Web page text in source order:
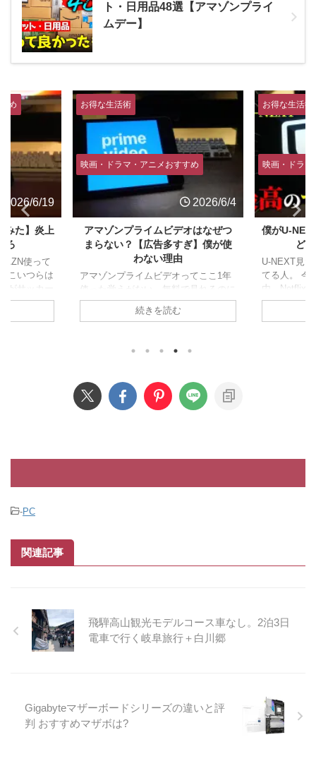
ト・日用品48選【アマゾンプライ
ムデー】
め
2026/6/19
みた】炎上
ろ
使って
こいつらは
がサッカー
レビない層
お得な生活術
映画・ドラマ・アニメおすすめ
2026/6/4
アマゾンプライムビデオはなぜつ
まらない？【広告多すぎ】僕が使
わない理由
アマゾンプライムビデオってここ1年
使った覚えがない。無料で見れるのに
全然使ってないって人結構いるんじゃ
ないでしょうか。 今回は僕がアマプ
ます。 アマゾンプライムビデオを見
リ、Disneyなんかを色々回して使って
るんですが、アマプラは別のサブスク
契約してる時点でほぼ使いません。
続きを読む
お得な生活術
映画・ドラマ
僕がU-
ど
U-NEXT見
てる人。 今
由、Netflix
てなぜこの
-PC
関連記事
飛騨高山観光モデルコース車なし。2泊3日
電車で行く岐阜旅行＋白川郷
Gigabyteマザーボードシリーズの違いと評
判 おすすめマザボは?